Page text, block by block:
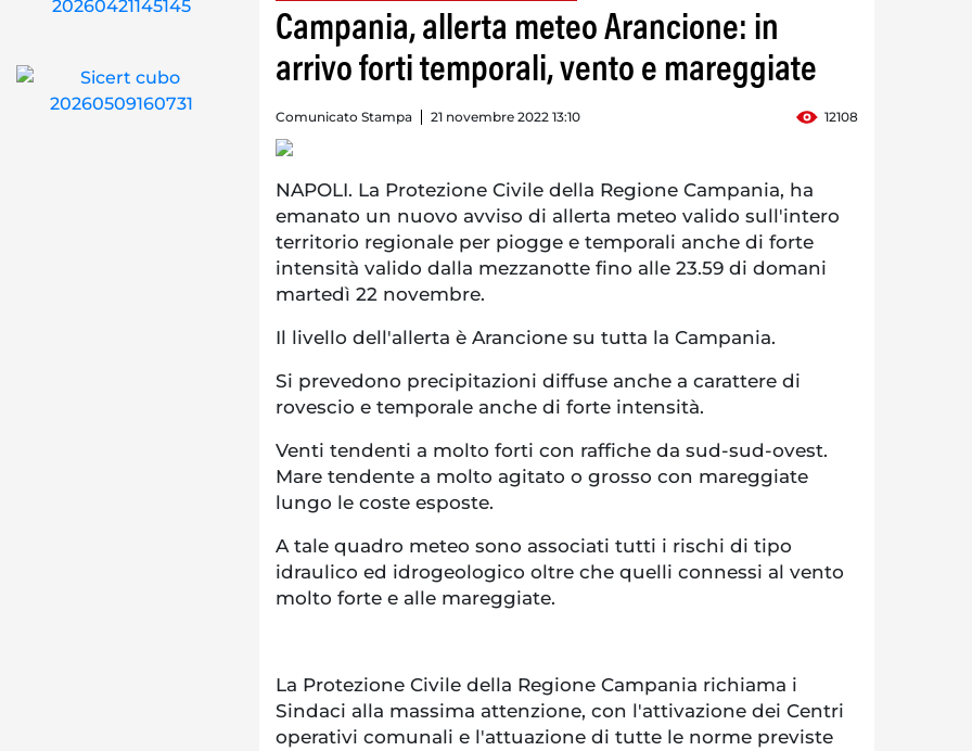
Campania, allerta meteo Arancione: in
arrivo forti temporali, vento e mareggiate
Comunicato Stampa 21 novembre 2022 13:10 12108
NAPOLI. La Protezione Civile della Regione Campania, ha
emanato un nuovo avviso di allerta meteo valido sull'intero
territorio regionale per piogge e temporali anche di forte
intensità valido dalla mezzanotte fino alle 23.59 di domani
martedì 22 novembre.
Il livello dell'allerta è Arancione su tutta la Campania.
Si prevedono precipitazioni diffuse anche a carattere di
rovescio e temporale anche di forte intensità.
Venti tendenti a molto forti con raffiche da sud-sud-ovest.
Mare tendente a molto agitato o grosso con mareggiate
lungo le coste esposte.
A tale quadro meteo sono associati tutti i rischi di tipo
idraulico ed idrogeologico oltre che quelli connessi al vento
molto forte e alle mareggiate.
La Protezione Civile della Regione Campania richiama i
Sindaci alla massima attenzione, con l'attivazione dei Centri
operativi comunali e l'attuazione di tutte le norme previste